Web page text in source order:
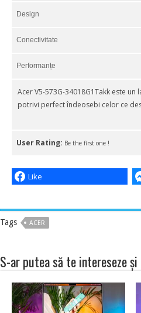
Design
Conectivitate
Performanțe
Acer V5-573G-34018G1Takk este
potrivi perfect îndeosebi celor ce
User Rating: Be the first one !
Like
Tags ACER
S-ar putea să te intereseze și